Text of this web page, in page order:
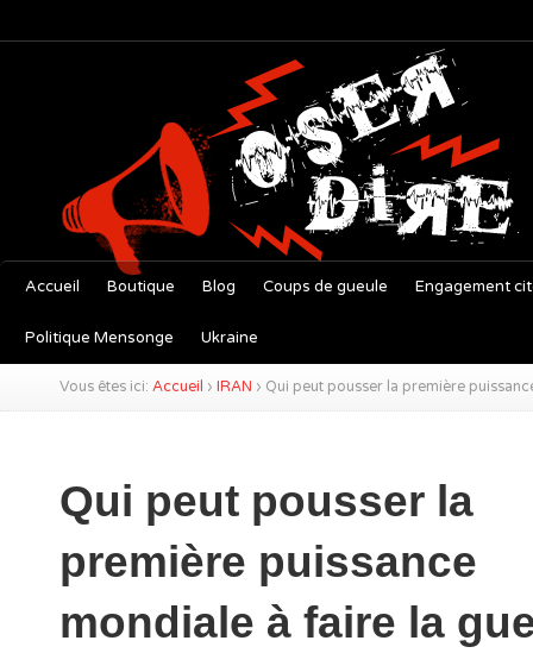
Accueil Boutique Blog Coups de gueule Engagement
Politique Mensonge Ukraine
Vous êtes ici: Accueil › IRAN › Qui peut pousser la première
Qui peut pousser la
première puissance
mondiale à faire la